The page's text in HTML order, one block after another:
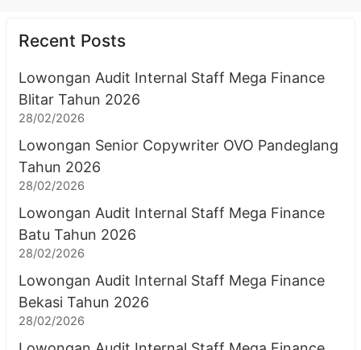
Recent Posts
Lowongan Audit Internal Staff Mega Finance
Blitar Tahun 2026
28/02/2026
Lowongan Senior Copywriter OVO Pandeglang
Tahun 2026
28/02/2026
Lowongan Audit Internal Staff Mega Finance
Batu Tahun 2026
28/02/2026
Lowongan Audit Internal Staff Mega Finance
Bekasi Tahun 2026
28/02/2026